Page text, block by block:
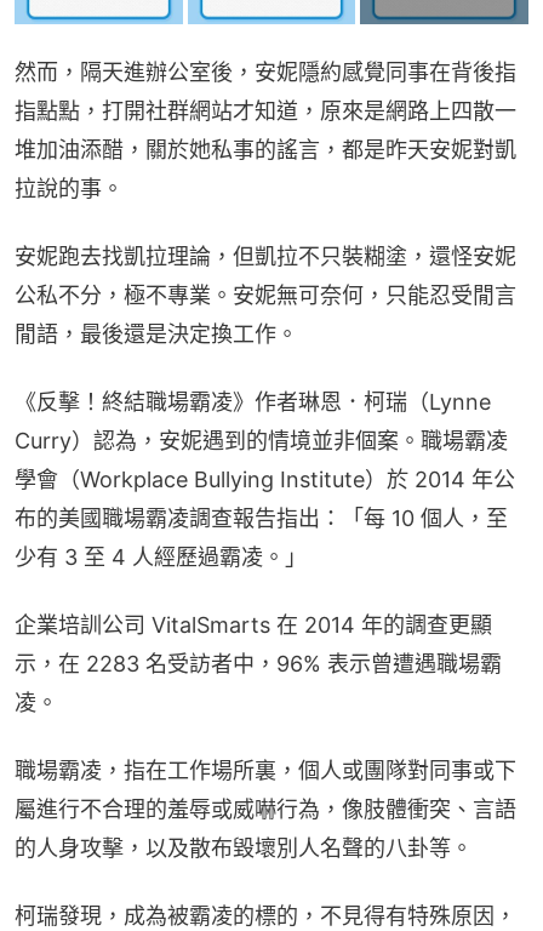
然而，隔天進辦公室後，安妮隱約感覺同事在背後指
指點點，打開社群網站才知道，原來是網路上四散一
堆加油添醋，關於她私事的謠言，都是昨天安妮對凱
拉說的事。
安妮跑去找凱拉理論，但凱拉不只裝糊塗，還怪安妮
公私不分，極不專業。安妮無可奈何，只能忍受閒言
閒語，最後還是決定換工作。
《反擊！終結職場霸凌》作者琳恩．柯瑞（Lynne
Curry）認為，安妮遇到的情境並非個案。職場霸凌
學會（Workplace Bullying Institute）於 2014 年公
布的美國職場霸凌調查報告指出：「每 10 個人，至
少有 3 至 4 人經歷過霸凌。」
企業培訓公司 VitalSmarts 在 2014 年的調查更顯
示，在 2283 名受訪者中，96% 表示曾遭遇職場霸
凌。
職場霸凌，指在工作場所裏，個人或團隊對同事或下
屬進行不合理的羞辱或威嚇行為，像肢體衝突、言語
的人身攻擊，以及散布毀壞別人名聲的八卦等。
柯瑞發現，成為被霸凌的標的，不見得有特殊原因，